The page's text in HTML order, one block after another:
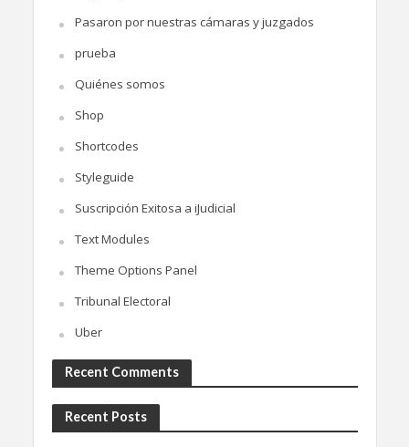
Pasaron por nuestras cámaras y juzgados
prueba
Quiénes somos
Shop
Shortcodes
Styleguide
Suscripción Exitosa a iJudicial
Text Modules
Theme Options Panel
Tribunal Electoral
Uber
Recent Comments
Recent Posts